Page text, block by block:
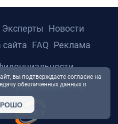
права защищены.
by
Эксперты Новости
сайта FAQ Реклама
вы подтверждаете согласие на
обезличенных данных в